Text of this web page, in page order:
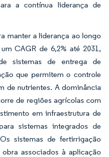
a contínua liderança de
manter a liderança ao longo
CAGR de 6,2% até 2031,
sistemas de entrega de
que permitem o controle
de nutrientes. A dominância
de regiões agrícolas com
em infraestrutura de
sistemas integrados de
sistemas de fertirrigação
associados à aplicação